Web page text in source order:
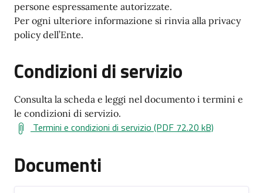
persone espressamente autorizzate.
Per ogni ulteriore informazione si rinvia alla privacy
policy dell’Ente.
Condizioni di servizio
Consulta la scheda e leggi nel documento i termini e
le condizioni di servizio.
Termini e condizioni di servizio (PDF 72.20 kB)
Documenti